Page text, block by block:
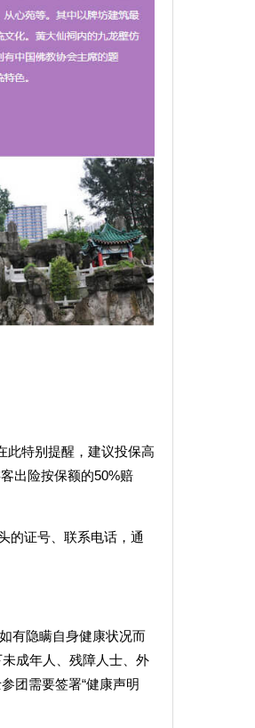
此特别提醒，建议投保高
出险按保额的50%赔
的证号、联系电话，通
有隐瞒自身健康状况而
成年人、残障人士、外
团需要签署“健康声明